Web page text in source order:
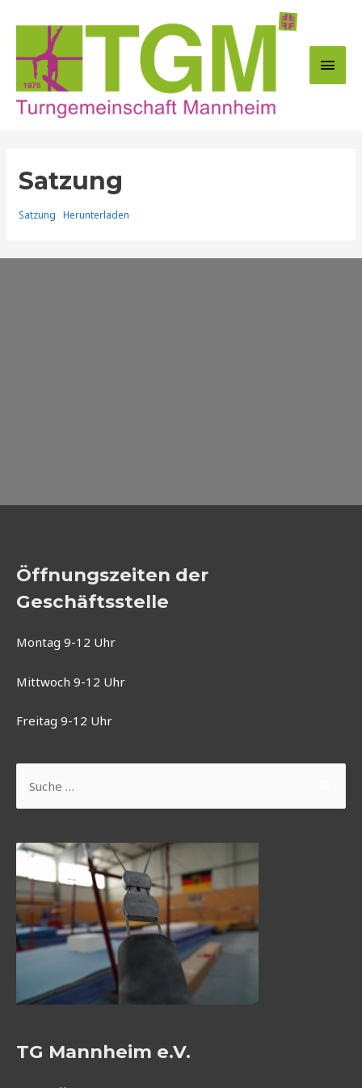
Inhalt
Satzung
Satzung Herunterladen
Öffnungszeiten der
Geschäftsstelle
Montag 9-12 Uhr
Mittwoch 9-12 Uhr
Freitag 9-12 Uhr
nach:
TG Mannheim e.V.